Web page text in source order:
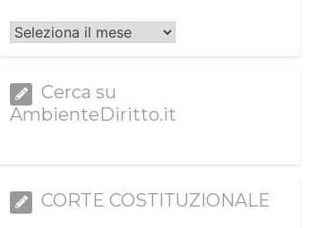
Archivi
Cerca su
AmbienteDiritto.it
CORTE COSTITUZIONALE